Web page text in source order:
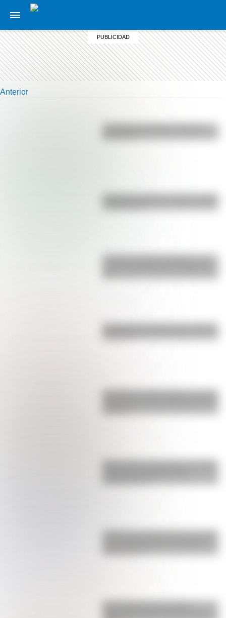
Anterior
Bandera de Bolivia: historia, origen
Castillo de Rafael Obligado, una
Bandera de Ecuador para colorear
San Martín y Simón Bolívar: así fue
Buenos Aires al principio del siglo
¿Sabías que Argentina tuvo la torre
Una infografía descargable